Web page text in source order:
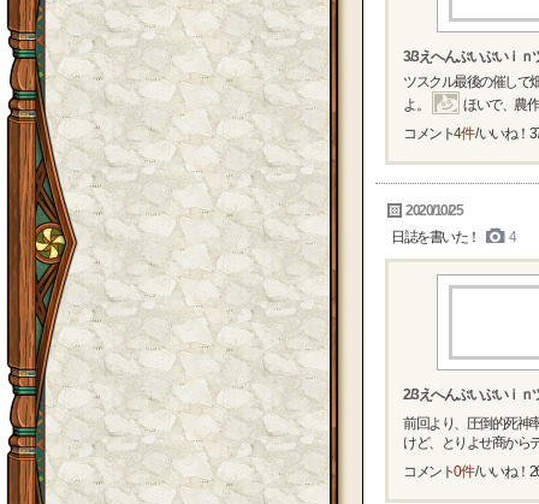
3/3えへんぷいぷいｉｎ
ツスクル最後の催しで
よ。
ほいで、農
コメント4件/ いいね！
2020/10/25
日誌を書いた！
4
2/3えへんぷいぷいｉｎ
前回より、圧倒的死神
けど、とりよせ商から
コメント0件/ いいね！